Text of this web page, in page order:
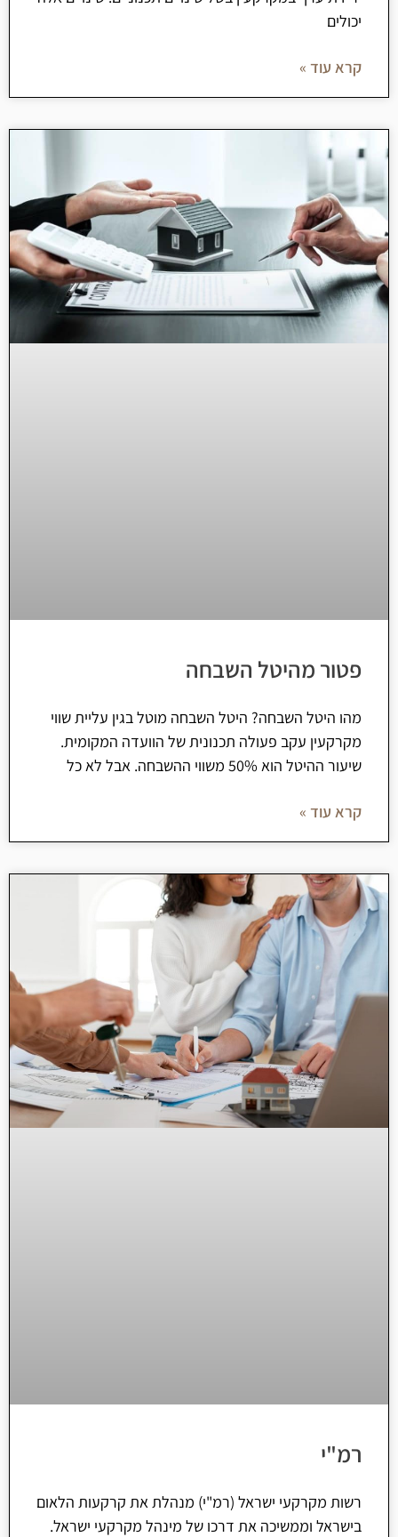
יכולים
קרא עוד »
פטור מהיטל השבחה
מהו היטל השבחה? היטל השבחה מוטל בגין עליית שווי
מקרקעין עקב פעולה תכנונית של הוועדה המקומית.
שיעור ההיטל הוא 50% משווי ההשבחה. אבל לא כל
קרא עוד »
רמ"י
רשות מקרקעי ישראל (רמ"י) מנהלת את קרקעות הלאום
בישראל וממשיכה את דרכו של מינהל מקרקעי ישראל.